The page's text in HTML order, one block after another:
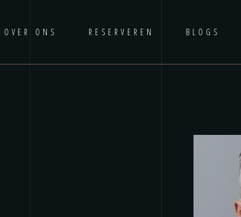
OVER ONS RESERVEREN BLOGS